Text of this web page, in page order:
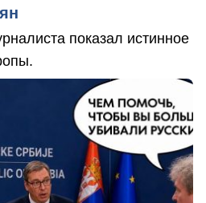
показал истинное